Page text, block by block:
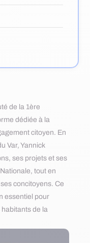
de la 1ère
dédiée à la
citoyen. En
Var, Yannick
ses projets et ses
tout en
concitoyens. Ce
essentiel pour
de la